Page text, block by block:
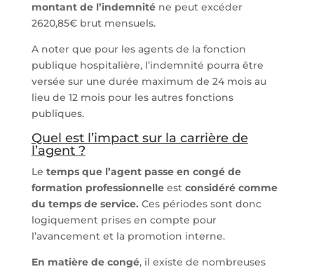
montant de l’indemniténe peut excéder
2620,85€ brut mensuels.
A noter que pour les agents de la fonction
publique hospitalière, l’indemnité pourra être
versée sur une durée maximum de 24 mois au
lieu de 12 mois pour les autres fonctions
publiques.
Quel est l’impact sur la carrière de
l’agent ?
Le temps que l’agent passe en congé de
formation professionnelleest considéré comme
du temps de service. Ces périodes sont donc
logiquement prises en compte pour
l’avancement et la promotion interne.
En matière de congé, il existe de nombreuses